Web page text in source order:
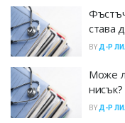
става
BY Д-Р
Може
нисък?
BY Д-Р